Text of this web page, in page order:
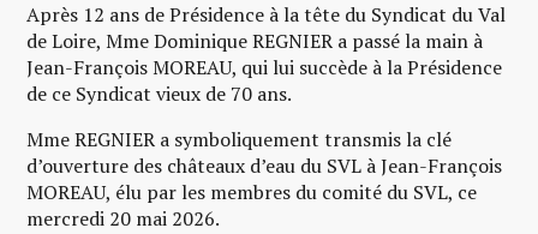
Après 12 ans de Présidence à la tête du Syndicat du Val
de Loire, Mme Dominique REGNIER a passé la main à
Jean-François MOREAU, qui lui succède à la Présidence
de ce Syndicat vieux de 70 ans.
Mme REGNIER a symboliquement transmis la clé
d’ouverture des châteaux d’eau du SVL à Jean-François
MOREAU, élu par les membres du comité du SVL, ce
mercredi 20 mai 2026.